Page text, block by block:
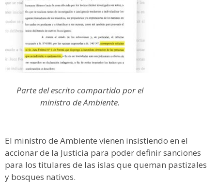
Parte del escrito compartido por el
ministro de Ambiente.
El ministro de Ambiente vienen insistiendo en el
accionar de la Justicia para poder definir sanciones
para los titulares de las islas que queman pastizales
y bosques nativos.